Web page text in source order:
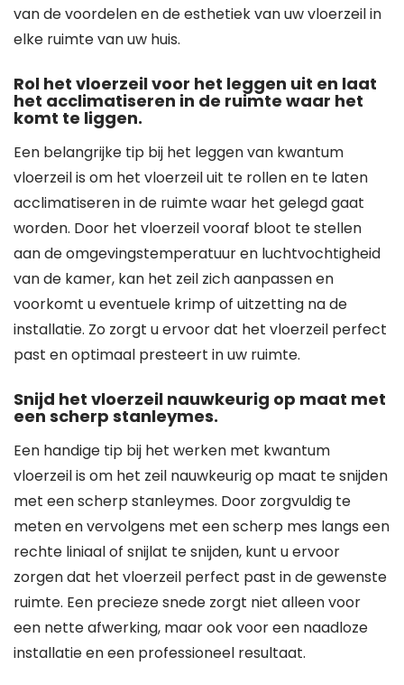
van de voordelen en de esthetiek van uw vloerzeil in
elke ruimte van uw huis.
Rol het vloerzeil voor het leggen uit en laat
het acclimatiseren in de ruimte waar het
komt te liggen.
Een belangrijke tip bij het leggen van kwantum
vloerzeil is om het vloerzeil uit te rollen en te laten
acclimatiseren in de ruimte waar het gelegd gaat
worden. Door het vloerzeil vooraf bloot te stellen
aan de omgevingstemperatuur en luchtvochtigheid
van de kamer, kan het zeil zich aanpassen en
voorkomt u eventuele krimp of uitzetting na de
installatie. Zo zorgt u ervoor dat het vloerzeil perfect
past en optimaal presteert in uw ruimte.
Snijd het vloerzeil nauwkeurig op maat met
een scherp stanleymes.
Een handige tip bij het werken met kwantum
vloerzeil is om het zeil nauwkeurig op maat te snijden
met een scherp stanleymes. Door zorgvuldig te
meten en vervolgens met een scherp mes langs een
rechte liniaal of snijlat te snijden, kunt u ervoor
zorgen dat het vloerzeil perfect past in de gewenste
ruimte. Een precieze snede zorgt niet alleen voor
een nette afwerking, maar ook voor een naadloze
installatie en een professioneel resultaat.